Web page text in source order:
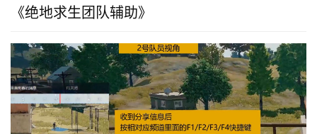
《绝地求生团队辅助》